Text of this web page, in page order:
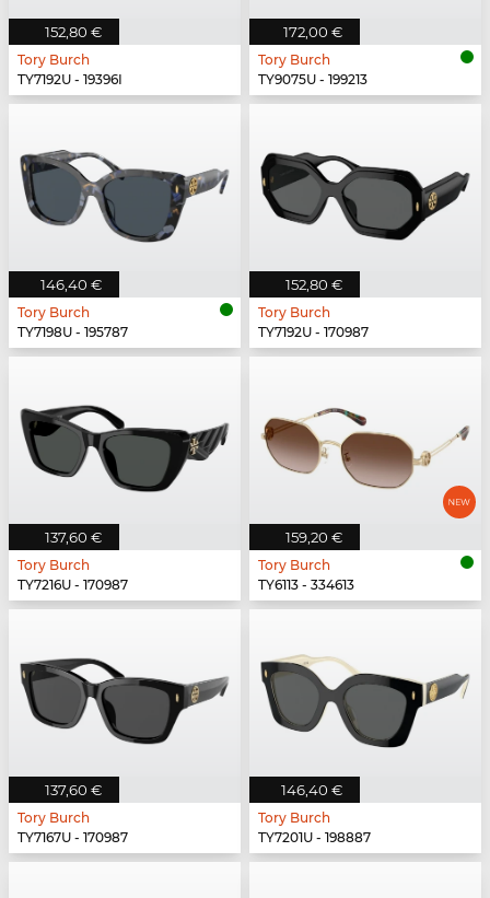
152,80 €
Tory Burch
TY7192U - 19396I
172,00 €
Tory Burch
TY9075U - 199213
146,40 €
Tory Burch
TY7198U - 195787
152,80 €
Tory Burch
TY7192U - 170987
137,60 €
Tory Burch
TY7216U - 170987
159,20 €
Tory Burch
TY6113 - 334613
137,60 €
Tory Burch
TY7167U - 170987
146,40 €
Tory Burch
TY7201U - 198887